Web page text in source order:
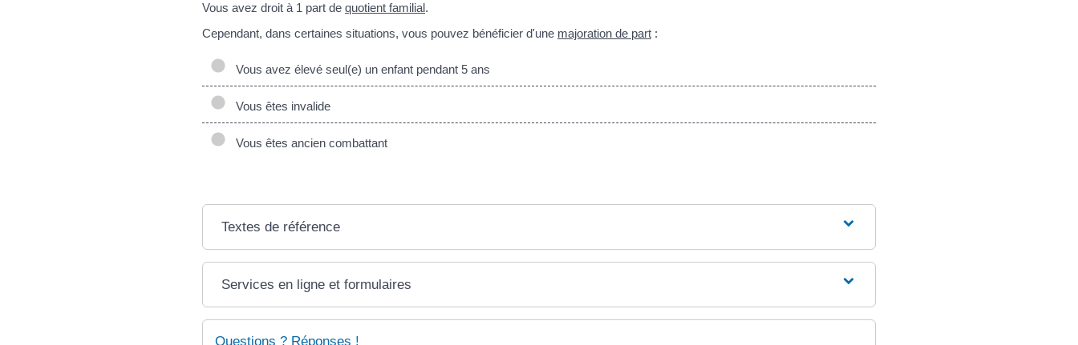
Vous avez droit à 1 part de quotient familial.
Cependant, dans certaines situations, vous pouvez bénéficier d'une majoration de part :
Vous avez élevé seul(e) un enfant pendant 5 ans
Vous êtes invalide
Vous êtes ancien combattant
Textes de référence
Services en ligne et formulaires
Questions ? Réponses !